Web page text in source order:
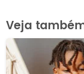
Este conteúdo
Este conteúdo
Outro
Veja